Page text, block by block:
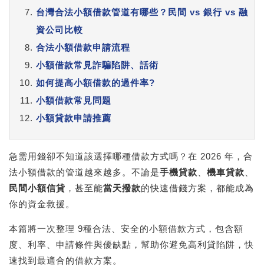
台灣合法小額借款管道有哪些？民間 vs 銀行 vs 融
資公司比較
合法小額借款申請流程
小額借款常見詐騙陷阱、話術
如何提高小額借款的過件率?
小額借款常見問題
小額貸款申請推薦
急需用錢卻不知道該選擇哪種借款方式嗎？在 2026 年，合
法小額借款的管道越來越多。不論是手機貸款 機車貸款
民間小額信貸 ，甚至能當天撥款的快速借錢方案，都能成為
你的資金救援。
本篇將一次整理 9種合法、安全的小額借款方式，包含額
度、利率、申請條件與優缺點，幫助你避免高利貸陷阱，快
速找到最適合的借款方案。